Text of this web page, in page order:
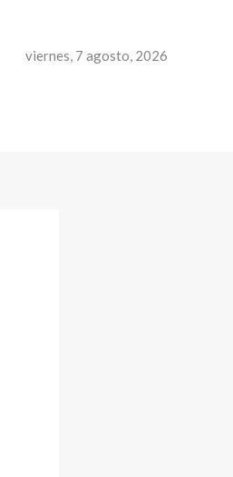
viernes, 7 agosto, 2026